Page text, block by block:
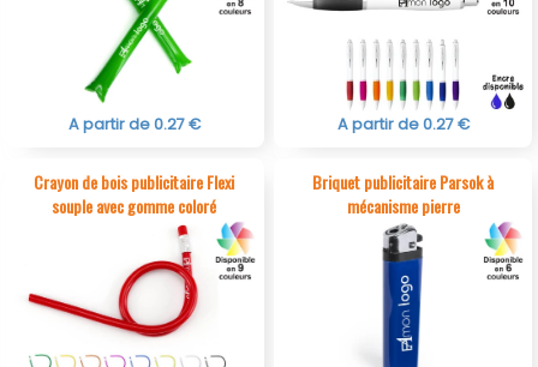
A partir de 0.27 € A partir de 0.27 €
Crayon de bois publicitaire Flexi
souple avec gomme coloré
Briquet publicitaire Parsok à
mécanisme pierre